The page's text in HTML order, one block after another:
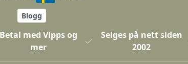
Blogg
Betal med Vipps og
mer
Selges på nett siden
2002